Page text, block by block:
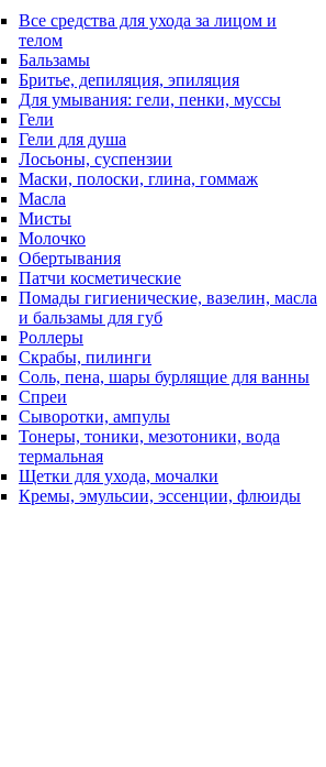
Все средства для ухода за лицом и
телом
Бальзамы
Бритье, депиляция, эпиляция
Для умывания: гели, пенки, муссы
Гели
Гели для душа
Лосьоны, суспензии
Маски, полоски, глина, гоммаж
Масла
Мисты
Молочко
Обертывания
Патчи косметические
Помады гигиенические, вазелин, масла
и бальзамы для губ
Роллеры
Скрабы, пилинги
Соль, пена, шары бурлящие для ванны
Спреи
Сыворотки, ампулы
Тонеры, тоники, мезотоники, вода
термальная
Щетки для ухода, мочалки
Кремы, эмульсии, эссенции, флюиды